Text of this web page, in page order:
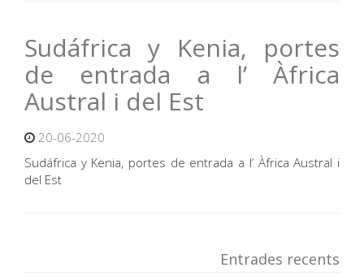
Sudáfrica y Kenia, portes
de entrada a l’ Àfrica
Austral i del Est
20-06-2020
Sudáfrica y Kenia, portes de entrada a l’ Àfrica Austral i
del Est
Entrades recents